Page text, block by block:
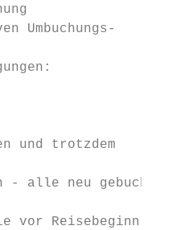
Umbuchungs-
und trotzdem
- alle neu
vor Reisebeginn